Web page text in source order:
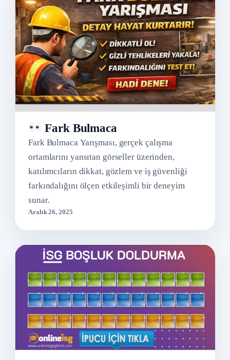
Fark Bulmaca
Fark Bulmaca Yarışması, gerçek çalışma
ortamlarını yansıtan görseller üzerinden,
katılımcıların dikkat, gözlem ve iş güvenliği
farkındalığını ölçen etkileşimli bir deneyim
sunar.
Aralık 26, 2025